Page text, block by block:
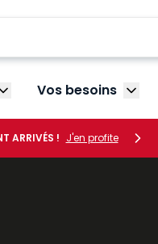
Afficher le sous-menu
Vos besoins
ARRIVÉS ! J'en profite